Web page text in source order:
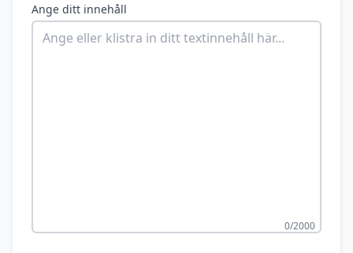
Ange ditt innehåll
0/2000